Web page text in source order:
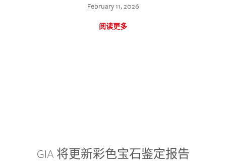
February 11, 2026
阅读更多
GIA 将更新彩色宝石鉴定报告